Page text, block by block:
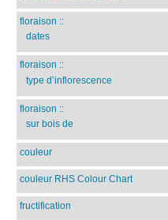
floraison ::
dates
floraison ::
type d’inflorescence
floraison ::
sur bois de
couleur
couleur RHS Colour Chart
fructification